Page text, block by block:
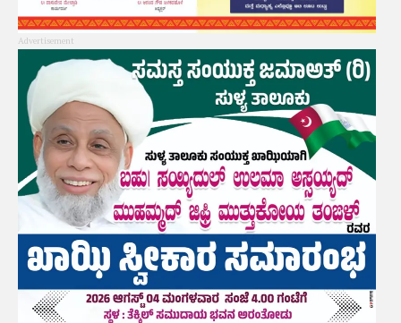
Advertisement